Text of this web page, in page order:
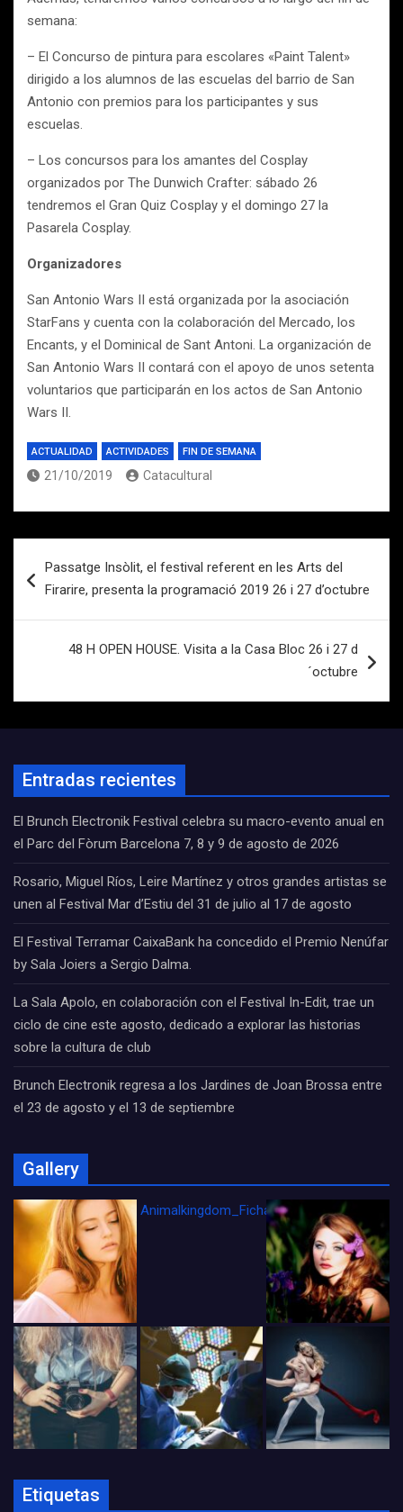
semana:
– El Concurso de pintura para escolares «Paint Talent»
dirigido a los alumnos de las escuelas del barrio de San
Antonio con premios para los participantes y sus
escuelas.
– Los concursos para los amantes del Cosplay
organizados por The Dunwich Crafter: sábado 26
tendremos el Gran Quiz Cosplay y el domingo 27 la
Pasarela Cosplay.
Organizadores
San Antonio Wars II está organizada por la asociación
StarFans y cuenta con la colaboración del Mercado, los
Encants, y el Dominical de Sant Antoni. La organización de
San Antonio Wars II contará con el apoyo de unos setenta
voluntarios que participarán en los actos de San Antonio
Wars II.
ACTUALIDAD ACTIVIDADES FIN DE SEMANA
21/10/2019 Catacultural
de
Passatge Insòlit, el festival referent en les Arts del
Firarire, presenta la programació 2019 26 i 27 d’octubre
48 H OPEN HOUSE. Visita a la Casa Bloc 26 i 27 d
´octubre
Entradas recientes
El Brunch Electronik Festival celebra su macro-evento anual en
el Parc del Fòrum Barcelona 7, 8 y 9 de agosto de 2026
Rosario, Miguel Ríos, Leire Martínez y otros grandes artistas se
unen al Festival Mar d’Estiu del 31 de julio al 17 de agosto
El Festival Terramar CaixaBank ha concedido el Premio Nenúfar
by Sala Joiers a Sergio Dalma.
La Sala Apolo, en colaboración con el Festival In-Edit, trae un
ciclo de cine este agosto, dedicado a explorar las historias
sobre la cultura de club
Brunch Electronik regresa a los Jardines de Joan Brossa entre
el 23 de agosto y el 13 de septiembre
Gallery
Animalkingdom_FichaCine
Etiquetas